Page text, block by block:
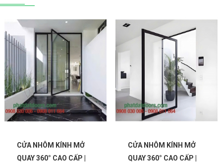
CỬA NHÔM KÍNH MỞ
QUAY 360° CAO CẤP |
CỬA NHÔM KÍNH MỞ
QUAY 360° CAO CẤP |